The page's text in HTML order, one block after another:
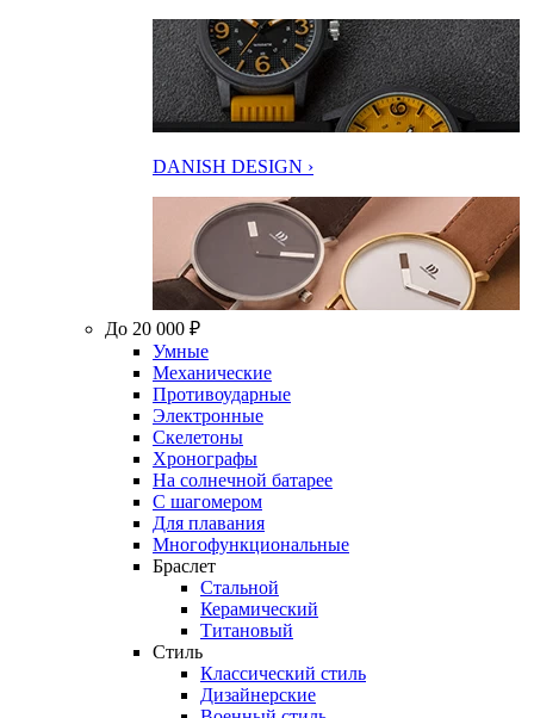
DANISH DESIGN ›
До 20 000 ₽
Умные
Механические
Противоударные
Электронные
Скелетоны
Хронографы
На солнечной батарее
С шагомером
Для плавания
Многофункциональные
Браслет
Стальной
Керамический
Титановый
Стиль
Классический стиль
Дизайнерские